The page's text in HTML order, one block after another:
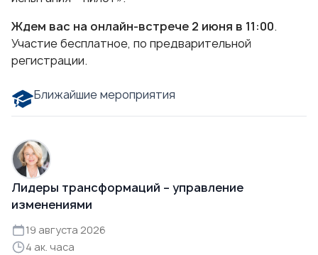
Ждем вас на онлайн-встрече 2 июня в 11:00.
Участие бесплатное, по предварительной
регистрации.
Ближайшие мероприятия
Лидеры трансформаций – управление
изменениями
19 августа 2026
4 ак. часа